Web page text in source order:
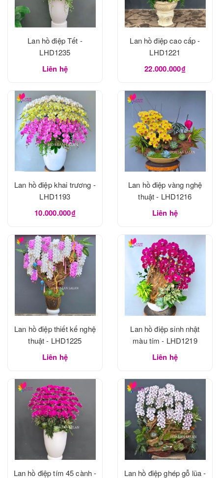
Lan hồ điệp Tết -
LHD1235
Liên hệ
Lan hồ điệp cao cấp -
LHD1221
22.000.000₫
Lan hồ điệp khai trương -
LHD1193
10.000.000₫
Lan hồ điệp vàng nghệ
thuật - LHD1216
Liên hệ
Lan hồ điệp thiết kế nghệ
thuật - LHD1225
Liên hệ
Lan hồ điệp sinh nhật
màu tím - LHD1219
Liên hệ
Lan hồ điệp tím 45 cành - Lan hồ điệp ghép gỗ lũa -